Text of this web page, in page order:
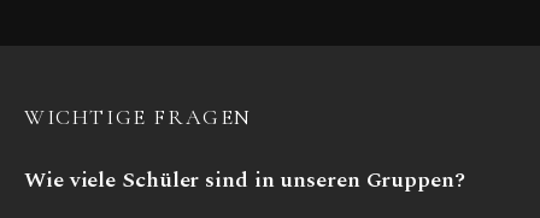
WICHTIGE FRAGEN
Wie viele Schüler sind in unseren Gruppen?